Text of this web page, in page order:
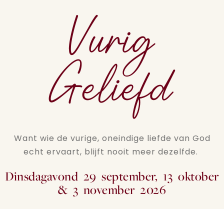
Vurig
Geliefd
Want wie de vurige, oneindige liefde van God
echt ervaart, blijft nooit meer dezelfde.
Dinsdagavond 29 september, 13 oktober
& 3 november 2026